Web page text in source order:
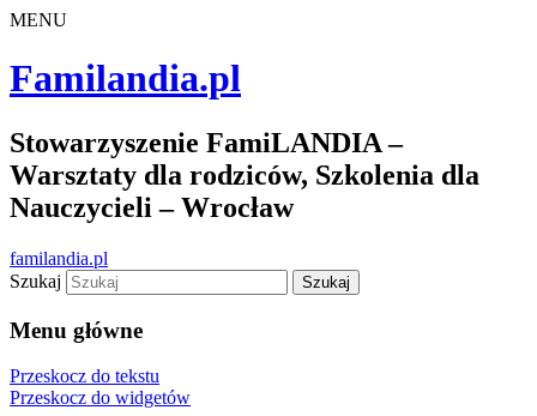
MENU
Familandia.pl
Stowarzyszenie FamiLANDIA –
Warsztaty dla rodziców, Szkolenia dla
Nauczycieli – Wrocław
familandia.pl
Szukaj
Menu główne
Przeskocz do tekstu
Przeskocz do widgetów